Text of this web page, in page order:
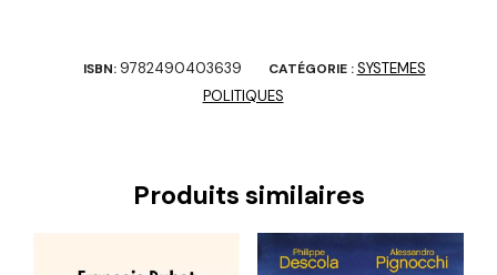
ISBN: 9782490403639 CATÉGORIE :SYSTEMES
POLITIQUES
Produits similaires